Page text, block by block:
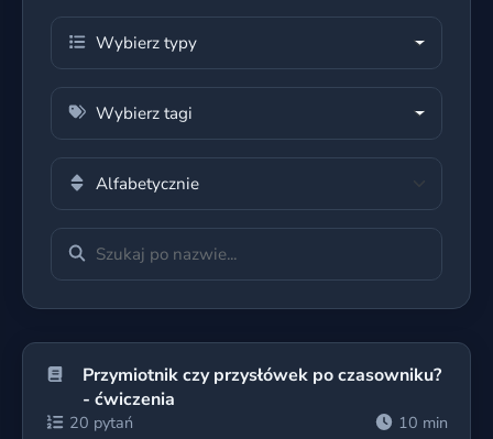
Wybierz typy
Wybierz tagi
Przymiotnik czy przysłówek po czasowniku?
- ćwiczenia
20 pytań 10 min